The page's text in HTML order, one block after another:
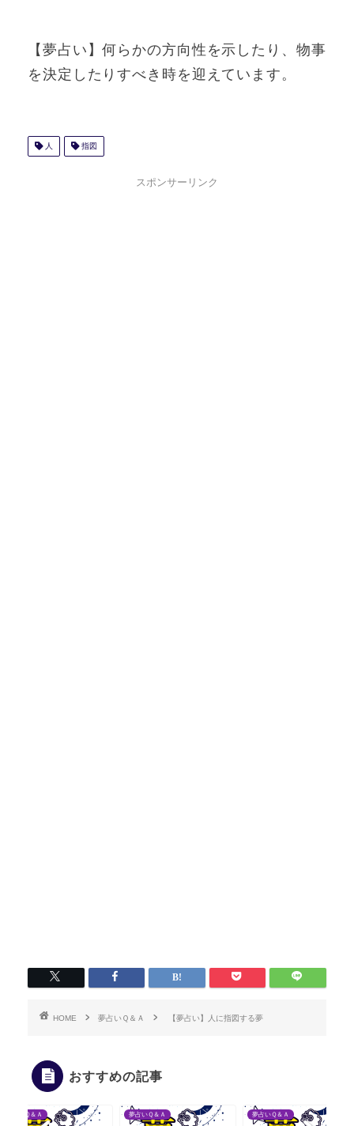
【夢占い】何らかの方向性を示したり、物事
を決定したりすべき時を迎えています。
人 指図
スポンサーリンク
HOME 夢占いＱ＆Ａ 【夢占い】人に指図する夢
おすすめの記事
夢占いＱ＆Ａ 夢占いＱ＆Ａ 夢占いＱ＆Ａ